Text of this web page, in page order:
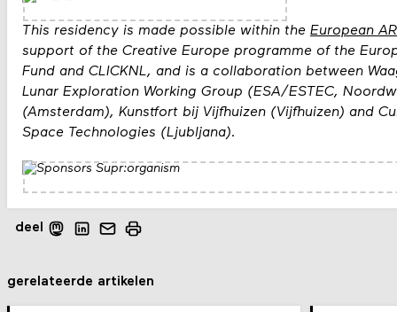
This residency is made possible within the European
support of the Creative Europe programme of the
Fund and CLICKNL, and is a collaboration between
Lunar Exploration Working Group (ESA/ESTEC,
(Amsterdam), Kunstfort bij Vijfhuizen (Vijfhuizen) and
Space Technologies (Ljubljana).
deel
gerelateerde artikelen